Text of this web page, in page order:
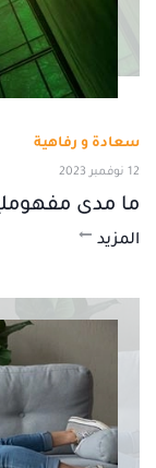
سعادة و رفاهية
12 نوفمبر 2023
ما مدى
المزيد